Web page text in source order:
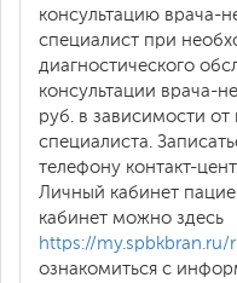
консультацию врача-
специалист при
диагностического
консультации врача-
руб. в зависимости от
специалиста.
телефону контакт-
Личный кабинет
кабинет можно здесь
https://
ознакомиться с